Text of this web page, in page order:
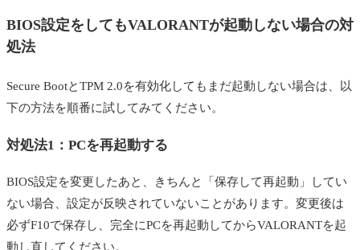
BIOS設定をしてもVALORANTが起動しない場合の対
処法
Secure BootとTPM 2.0を有効化してもまだ起動しない場合は、以
下の方法を順番に試してみてください。
対処法1：PCを再起動する
BIOS設定を変更したあと、きちんと「保存して再起動」してい
ない場合、設定が反映されていないことがあります。変更後は
必ずF10で保存し、完全にPCを再起動してからVALORANTを起
動し直してください。